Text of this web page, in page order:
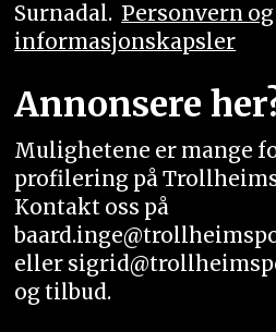
Surnadal. Personvern og
informasjonskapsler
Annonsere
Mulighetene er mange
profilering på
Kontakt oss på
eller
og tilbud.